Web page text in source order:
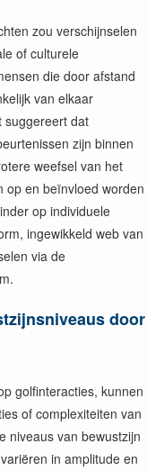
zou verschijnselen
of culturele
die door afstand
van elkaar
suggereert dat
zijn binnen
weefsel van het
op en beïnvloed worden
op individuele
ingewikkeld web van
via de
door
golfinteracties, kunnen
of complexiteiten van
niveaus van bewustzijn
in amplitude en